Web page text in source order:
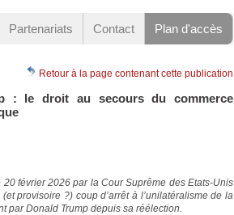
Partenariats Contact Plan d'accès
Retour à la page contenant cette publication
: le droit au secours du commerce
février 2026 par la Cour Suprême des Etats-Unis
provisoire ?) coup d’arrêt à l’unilatéralisme de la
par Donald Trump depuis sa réélection.